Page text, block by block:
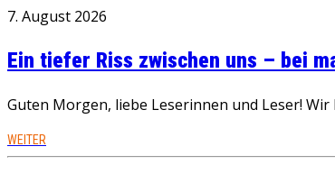
7. August 2026
Ein tiefer Riss zwischen uns – bei
Guten Morgen, liebe Leserinnen und Leser!
WEITER